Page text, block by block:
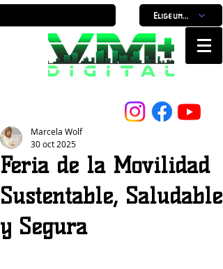
Elige un horario
Feria de la Movilidad
Sustentable, Saludable
y Segura
Marcela Wolf
30 oct 2025